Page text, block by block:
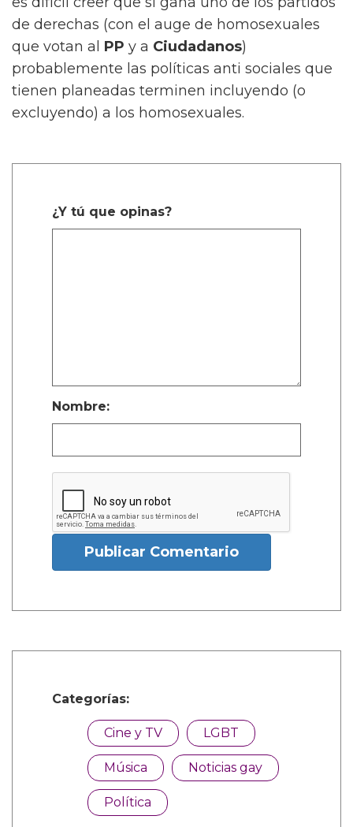
de derechas (con el auge de homosexuales
que votan al PP y a Ciudadanos)
probablemente las políticas anti sociales que
tienen planeadas terminen incluyendo (o
excluyendo) a los homosexuales.
¿Y tú que opinas?
Nombre:
Publicar Comentario
Categorías:
Cine y TV LGBT
Música Noticias gay
Política